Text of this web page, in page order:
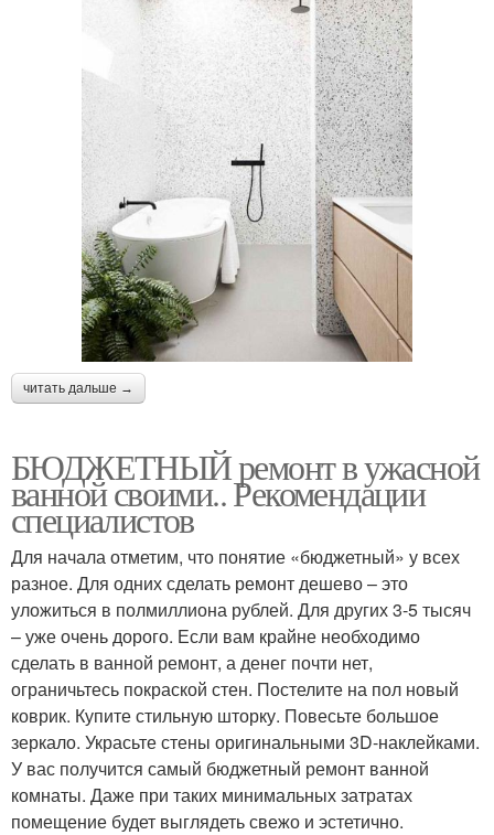
читать дальше →
БЮДЖЕТНЫЙ ремонт в ужасной
ванной своими.. Рекомендации
специалистов
Для начала отметим, что понятие «бюджетный» у всех
разное. Для одних сделать ремонт дешево – это
уложиться в полмиллиона рублей. Для других 3-5 тысяч
– уже очень дорого. Если вам крайне необходимо
сделать в ванной ремонт, а денег почти нет,
ограничьтесь покраской стен. Постелите на пол новый
коврик. Купите стильную шторку. Повесьте большое
зеркало. Украсьте стены оригинальными 3D-наклейками.
У вас получится самый бюджетный ремонт ванной
комнаты. Даже при таких минимальных затратах
помещение будет выглядеть свежо и эстетично.